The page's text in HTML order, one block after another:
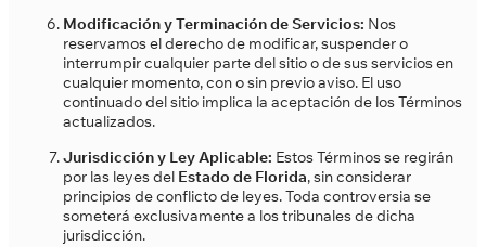
Modificación y Terminación de Servicios: Nos
reservamos el derecho de modificar, suspender o
interrumpir cualquier parte del sitio o de sus servicios en
cualquier momento, con o sin previo aviso. El uso
continuado del sitio implica la aceptación de los Términos
actualizados.
Jurisdicción y Ley Aplicable: Estos Términos se regirán
por las leyes del Estado de Florida, sin considerar
principios de conflicto de leyes. Toda controversia se
someterá exclusivamente a los tribunales de dicha
jurisdicción.